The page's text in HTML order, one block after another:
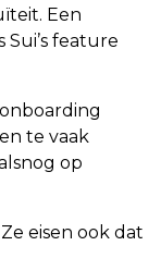
Een
feature
te vaak
op
eisen ook dat